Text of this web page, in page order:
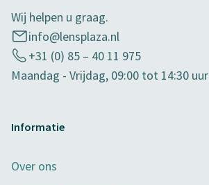
Wij helpen u graag.
info@lensplaza.nl
+31 (0) 85 – 40 11 975
Maandag - Vrijdag, 09:00 tot 14:30 uur
Informatie
Over ons